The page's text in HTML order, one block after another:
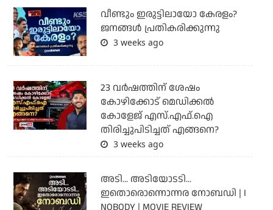
വീണ്ടും ഇരുട്ടിലായോ കേരളം?
ജനങ്ങൾ പ്രതികരിക്കുന്നു
3 weeks ago
23 വർഷത്തിന് ശേഷം
കോഴിക്കോട് മെഡിക്കൽ
കോളേജ് എസ്.എഫ്.ഐ
തിരിച്ചുപിടിച്ചത് എങ്ങനെ?
3 weeks ago
അടി... അടിയോടടി...
ഇതൊരൊന്നൊന്നര നോബഡി | I
NOBODY | MOVIE REVIEW